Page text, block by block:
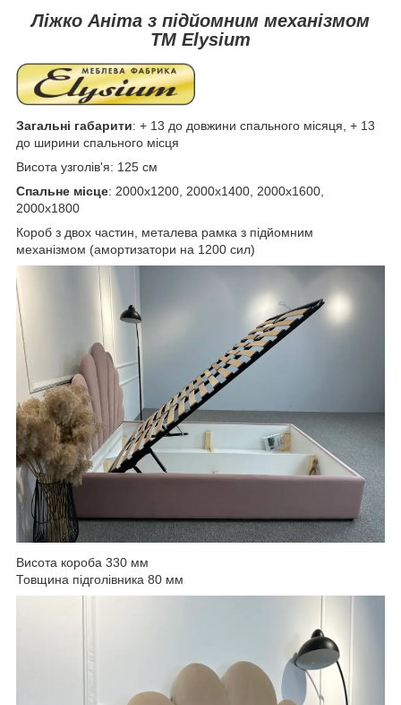
Ліжко Аніта з підйомним механізмом
ТМ Elysium
Загальні габарити: + 13 до довжини спального місяця, + 13
до ширини спального місця
Висота узголів'я: 125 см
Спальне місце: 2000х1200, 2000х1400, 2000х1600,
2000х1800
Короб з двох частин, металева рамка з підйомним
механізмом (амортизатори на 1200 сил)
Висота короба 330 мм
Товщина підголівника 80 мм